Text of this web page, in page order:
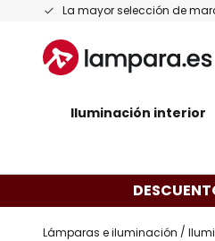
La mayor selección de
Ir
contenido
Iluminación interior
Lámparas e iluminación